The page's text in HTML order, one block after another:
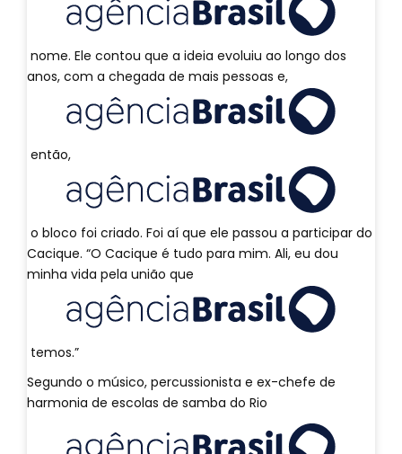
nome. Ele contou que a ideia evoluiu ao longo dos
anos, com a chegada de mais pessoas e,
então,
o bloco foi criado. Foi aí que ele passou a participar do
Cacique. “O Cacique é tudo para mim. Ali, eu dou
minha vida pela união que
temos.”
Segundo o músico, percussionista e ex-chefe de
harmonia de escolas de samba do Rio